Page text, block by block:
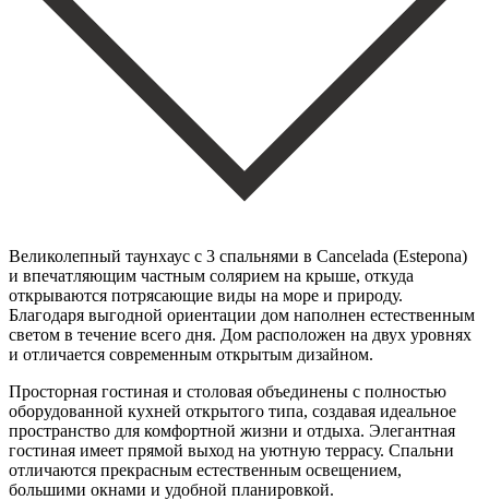
Великолепный таунхаус с 3 спальнями в Cancelada (Estepona)
и впечатляющим частным солярием на крыше, откуда
открываются потрясающие виды на море и природу.
Благодаря выгодной ориентации дом наполнен естественным
светом в течение всего дня. Дом расположен на двух уровнях
и отличается современным открытым дизайном.
Просторная гостиная и столовая объединены с полностью
оборудованной кухней открытого типа, создавая идеальное
пространство для комфортной жизни и отдыха. Элегантная
гостиная имеет прямой выход на уютную террасу. Спальни
отличаются прекрасным естественным освещением,
большими окнами и удобной планировкой.